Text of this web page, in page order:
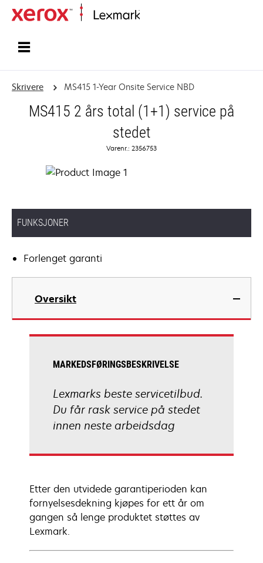
Skrivere MS415 1-Year Onsite Service NBD
MS415 2 års total (1+1) service på
stedet
Varenr.: 2356753
FUNKSJONER
Forlenget garanti
Oversikt
MARKEDSFØRINGSBESKRIVELSE
Lexmarks beste servicetilbud.
Du får rask service på stedet
innen neste arbeidsdag
Etter den utvidede garantiperioden kan
fornyelsesdekning kjøpes for ett år om
gangen så lenge produktet støttes av
Lexmark.